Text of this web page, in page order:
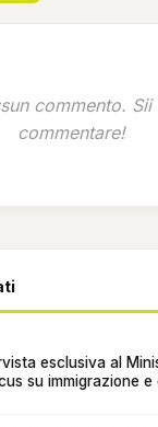
commento.
commentare!
esclusiva al
su immigrazione e